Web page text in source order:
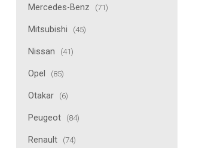
Mercedes-Benz (71)
Mitsubishi (45)
Nissan (41)
Opel (85)
Otakar (6)
Peugeot (84)
Renault (74)